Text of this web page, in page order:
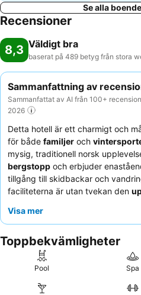
Se alla
Recensioner
8,3 Väldigt bra
baserat på 489 betyg från stora
Sammanfattning av
Sammanfattat av AI från 100+
2026
Detta hotell är ett charmigt och
för både familjer och
mysig, traditionell norsk
bergstopp och erbjuder
tillgång till skidbackar och
faciliteterna är utan tvekan den
Gästerna berömmer konsekvent
höga betyg. För en genuint
en lägenhet med
traditionell
pentry.
Visa mer
Toppbekvämligheter
Pool Spa